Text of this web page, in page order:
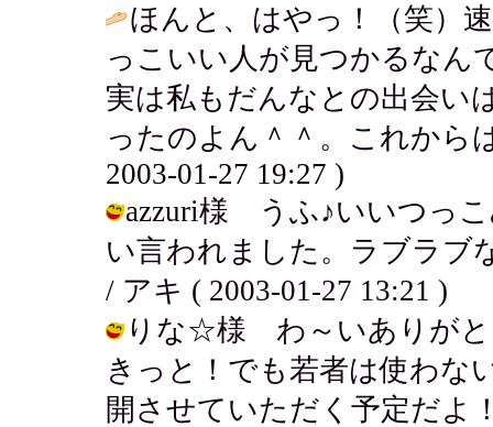
ほんと、はやっ！（笑）
っこいい人が見つかるなん
実は私もだんなとの出会い
ったのよん＾＾。これから
2003-01-27 19:27 )
azzuri様 うふ♪いいつっ
い言われました。ラブラブ
/ アキ ( 2003-01-27 13:21 )
りな☆様 わ～いありがと
きっと！でも若者は使わな
開させていただく予定だよ